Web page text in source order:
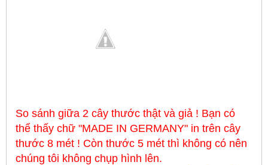
So sánh giữa 2 cây thước thật và giả ! Bạn có
thể thấy chữ "MADE IN GERMANY" in trên cây
thước 8 mét ! Còn thước 5 mét thì không có nên
chúng tôi không chụp hình lên.